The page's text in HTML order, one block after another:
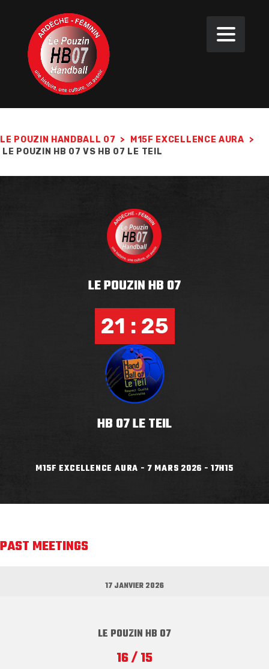
LE POUZIN HANDBALL 07 > M15F EXCELLENCE AURA >
LE POUZIN HB 07 VS HB 07 LE TEIL
LE POUZIN HB 07
21 : 25
HB 07 LE TEIL
M15F EXCELLENCE AURA - 7 MARS 2026 - 17H15
PAST MEETINGS
17 JANVIER 2026
LE POUZIN HB 07
16 / 15